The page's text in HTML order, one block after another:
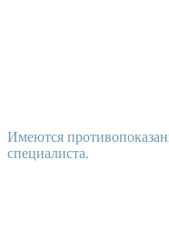
Имеются
специалиста.